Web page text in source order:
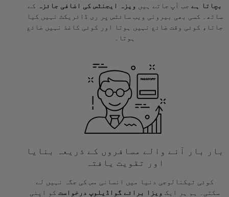
بچاتا ہے جب آپ جاتے ہیں ویزہ ایجنٹس کی اضافی جائزہ
کے
ساتھ۔ کسی بھی بیرونی ویب سائٹس پر ری ڈائریکٹ نہیں کیا
جاتا، کوئی وقت ضائع نہیں ہوتا اور کوئی کاغذ نہیں ضائع
ہوتا۔
بار بار آنے والے مسافروں کے ذریعہ بنایا
اور تقویت یافتہ
کوئی ٹیکنالوجی دنیا میں انسانی مس کی جگہ نہیں لے
سکتی۔ ہم ہر ایک ویزا برائے گواڈیلوپ درخواست کو اپنی